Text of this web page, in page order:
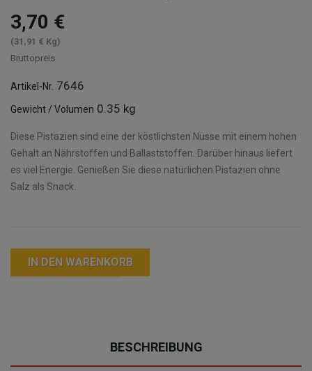
3,70 €
(31,91 € Kg)
Bruttopreis
Artikel-Nr. 7646
Gewicht / Volumen 0.35 kg
Diese Pistazien sind eine der köstlichsten Nüsse mit einem hohen
Gehalt an Nährstoffen und Ballaststoffen. Darüber hinaus liefert
es viel Energie. Genießen Sie diese natürlichen Pistazien ohne
Salz als Snack.
IN DEN WARENKORB
BESCHREIBUNG